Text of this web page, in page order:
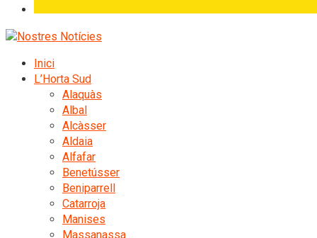
Inici
L’Horta Sud
Alaquàs
Albal
Alcàsser
Aldaia
Alfafar
Benetússer
Beniparrell
Catarroja
Manises
Massanassa